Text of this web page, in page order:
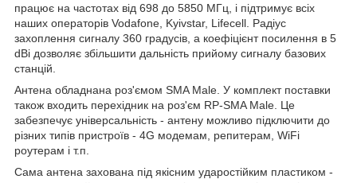
працює на частотах від 698 до 5850 МГц, і підтримує всіх
наших операторів Vodafone, Kyivstar, Lifecell. Радіус
захоплення сигналу 360 градусів, а коефіцієнт посилення в 5
dBi дозволяє збільшити дальність прийому сигналу базових
станцій.
Антена обладнана роз'ємом SMA Male. У комплект поставки
також входить перехідник на роз'єм RP-SMA Male. Це
забезпечує універсальність - антену можливо підключити до
різних типів пристроїв - 4G модемам, репитерам, WiFi
роутерам і т.п.
Сама антена захована під якісним ударостійким пластиком -